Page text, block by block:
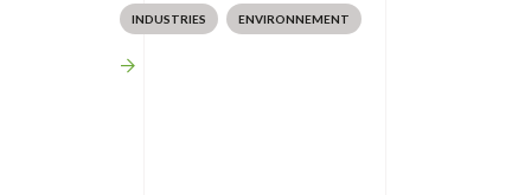
INDUSTRIES ENVIRONNEMENT